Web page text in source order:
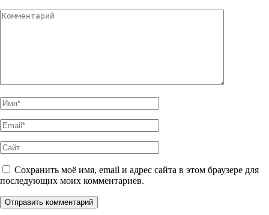
Комментарий
Имя*
Email*
Сайт
Сохранить моё имя, email и адрес сайта в этом браузере для
последующих моих комментариев.